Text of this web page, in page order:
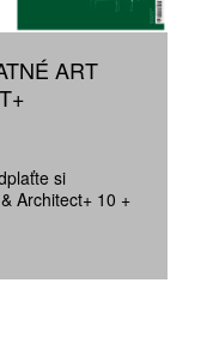
ART
si
Architect+ 10 +